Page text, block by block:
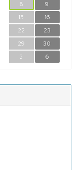
8
9
15
16
22
23
29
30
5 6